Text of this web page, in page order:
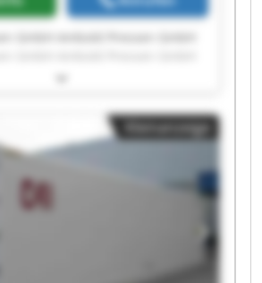
GmbH Ambold Pressen GmbH
GmbH Ambold Pressen GmbH
GmbH Ambold Pressen GmbH
GmbH Ambold Pressen GmbH
GmbH Ambold Pressen GmbH
GmbH Ambold Pressen GmbH
GmbH Ambold Pressen GmbH
Kleinanzeige